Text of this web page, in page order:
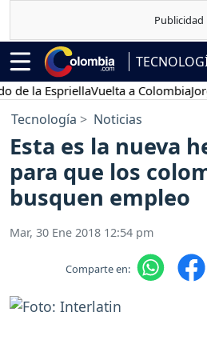
EspriellaVuelta a ColombiaJorge
Tecnología Noticias
Esta es la nueva
para que los
busquen empleo
Mar, 30 Ene 2018 12:54 pm
Comparte en: